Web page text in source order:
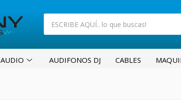
AUDIO AUDIFONOS DJ CABLES